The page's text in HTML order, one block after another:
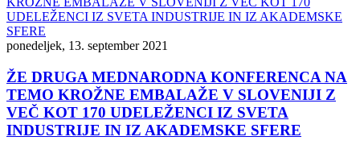
ponedeljek, 13. september 2021
ŽE DRUGA MEDNARODNA KONFERENCA NA
TEMO KROŽNE EMBALAŽE V SLOVENIJI Z
VEČ KOT 170 UDELEŽENCI IZ SVETA
INDUSTRIJE IN IZ AKADEMSKE SFERE